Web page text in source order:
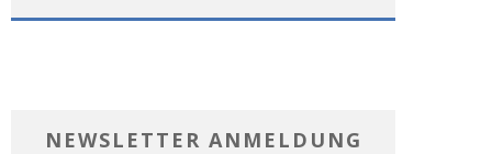
NEWSLETTER ANMELDUNG